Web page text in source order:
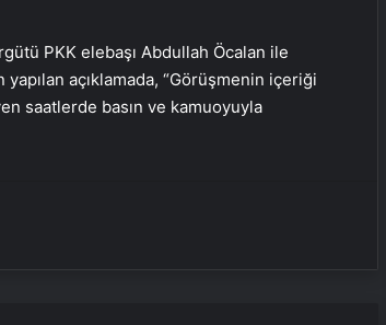
PKK elebaşı Abdullah Öcalan ile
açıklamada, “Görüşmenin içeriği
saatlerde basın ve kamuoyuyla
Serjoy : Dijital Medya Ajansı, Google
Reklam Ajansı, SEO Ajansı ve Web